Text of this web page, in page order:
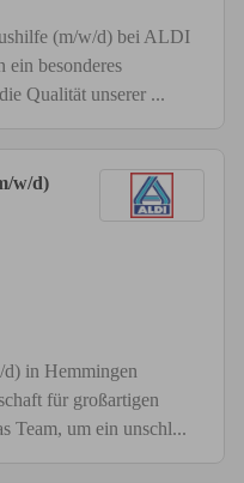
(m/w/d) bei ALDI
ein besonderes
Qualität unserer ...
w/d)
in Hemmingen
für großartigen
Team, um ein unschl...